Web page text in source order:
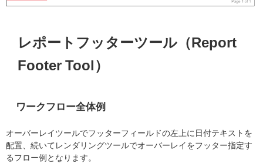
レポートフッターツール（Report
Footer Tool）
ワークフロー全体例
オーバーレイツールでフッターフィールドの左上に日付テキストを
配置、続いてレンダリングツールでオーバーレイをフッター指定す
るフロー例となります。